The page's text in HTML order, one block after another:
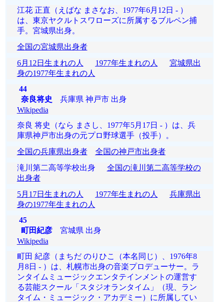
江花 正直（えばな まさなお、1977年6月12日 - ）
は、東京ヤクルトスワローズに所属するブルペン捕
手。宮城県出身。
全国の宮城県出身者
6月12日生まれの人
1977年生まれの人
宮城県出
身の1977年生まれの人
44
奈良将史 兵庫県 神戸市 出身
Wikipedia
奈良 将史（なら まさし、1977年5月17日 - ）は、兵
庫県神戸市出身の元プロ野球選手（投手）。
全国の兵庫県出身者
全国の神戸市出身者
滝川第二高等学校出身 全国の滝川第二高等学校の
出身者
5月17日生まれの人
1977年生まれの人
兵庫県出
身の1977年生まれの人
45
町田紀彦宮城県 出身
Wikipedia
町田 紀彦（まちだ のりひこ（本名同じ）、1976年8
月8日 - ）は、札幌市出身の音楽プロデューサー。ラ
ンタイムミュージックエンタテインメントの運営す
る芸能スクール「スタジオランタイム」（現、ラン
タイム・ミュージック・アカデミー）に所属してい